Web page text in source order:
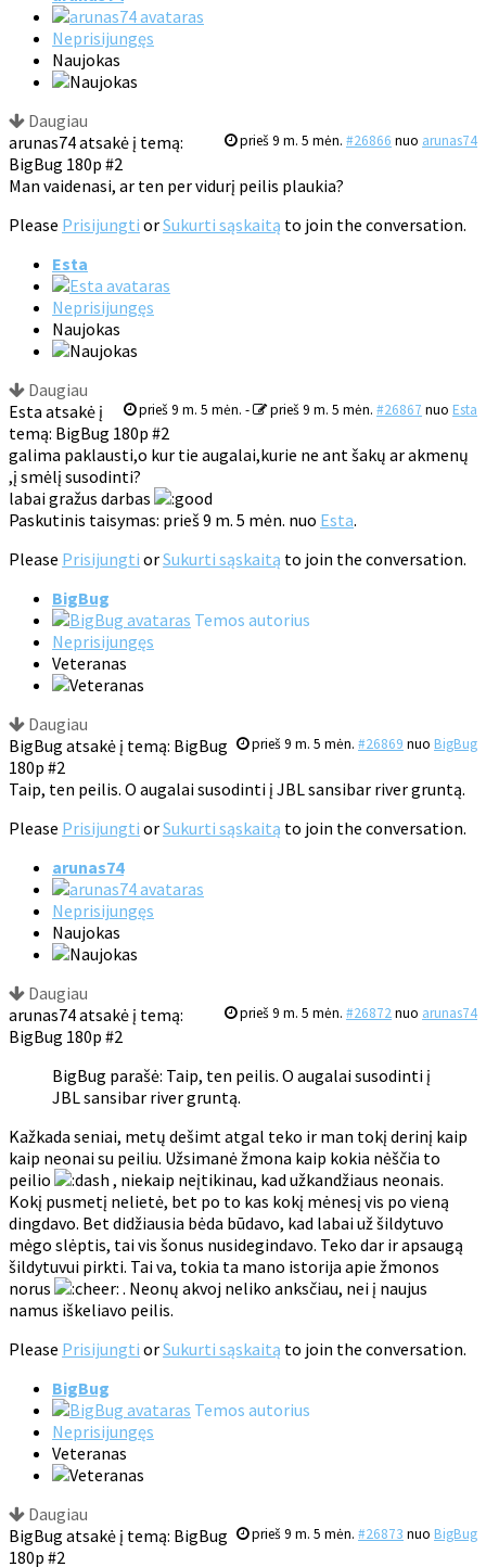
Neprisijungęs
Naujokas
Daugiau
prieš 9 m. 5 mėn. #26866 nuo arunas74
arunas74 atsakė į temą:
BigBug 180p #2
Man vaidenasi, ar ten per vidurį peilis plaukia?
Please Prisijungti orSukurti sąskaitą to join the conversation.
Esta
Neprisijungęs
Naujokas
Daugiau
prieš 9 m. 5 mėn. - prieš 9 m. 5 mėn. #26867 nuo Esta
Esta atsakė į
temą: BigBug 180p #2
galima paklausti,o kur tie augalai,kurie ne ant šakų ar akmenų
,į smėlį susodinti?
labai gražus darbas
Paskutinis taisymas: prieš 9 m. 5 mėn. nuo Esta.
Please Prisijungti orSukurti sąskaitą to join the conversation.
BigBug
Temos autorius
Neprisijungęs
Veteranas
Daugiau
prieš 9 m. 5 mėn. #26869 nuo BigBug
BigBug atsakė į temą: BigBug
180p #2
Taip, ten peilis. O augalai susodinti į JBL sansibar river gruntą.
Please Prisijungti orSukurti sąskaitą to join the conversation.
arunas74
Neprisijungęs
Naujokas
Daugiau
prieš 9 m. 5 mėn. #26872nuo arunas74
arunas74 atsakė į temą:
BigBug 180p #2
BigBug parašė: Taip, ten peilis. O augalai susodinti į
JBL sansibar river gruntą.
Kažkada seniai, metų dešimt atgal teko ir man tokį derinį kaip
kaip neonai su peiliu. Užsimanė žmona kaip kokia nėščia to
peilio
, niekaip neįtikinau, kad užkandžiaus neonais.
Kokį pusmetį nelietė, bet po to kas kokį mėnesį vis po vieną
dingdavo. Bet didžiausia bėda būdavo, kad labai už šildytuvo
mėgo slėptis, tai vis šonus nusidegindavo. Teko dar ir apsaugą
šildytuvui pirkti. Tai va, tokia ta mano istorija apie žmonos
norus
. Neonų akvoj neliko anksčiau, nei į naujus
namus iškeliavo peilis.
Please Prisijungti orSukurti sąskaitą to join the conversation.
BigBug
Temos autorius
Neprisijungęs
Veteranas
Daugiau
prieš 9 m. 5 mėn. #26873 nuo BigBug
BigBug atsakė į temą: BigBug
180p #2